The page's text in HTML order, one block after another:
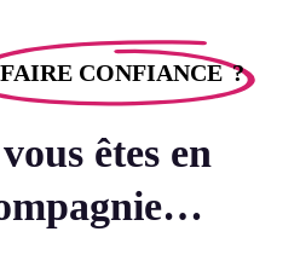
FAIRE CONFIANCE?
êtes en